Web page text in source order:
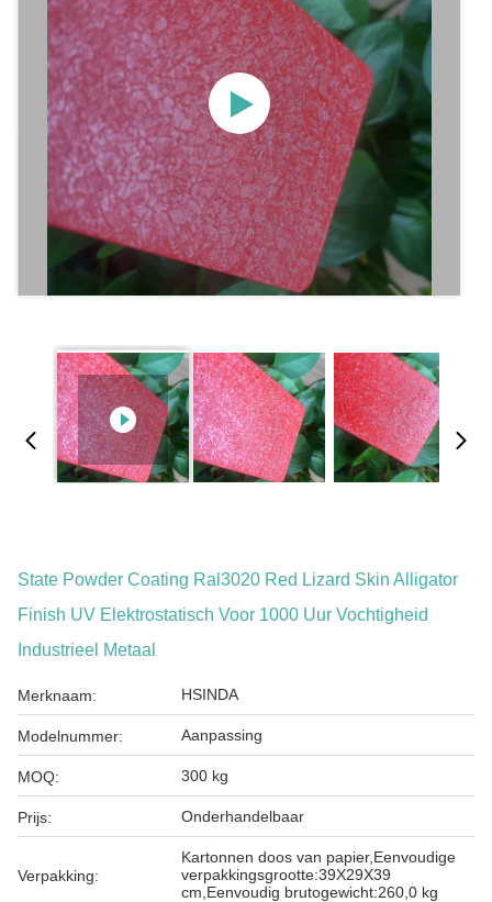
State Powder Coating Ral3020 Red Lizard Skin Alligator
Finish UV Elektrostatisch Voor 1000 Uur Vochtigheid
Industrieel Metaal
Merknaam: HSINDA
Modelnummer: Aanpassing
MOQ: 300 kg
Prijs: Onderhandelbaar
Verpakking:
Kartonnen doos van papier,Eenvoudige
verpakkingsgrootte:39X29X39
cm,Eenvoudig brutogewicht:260,0 kg